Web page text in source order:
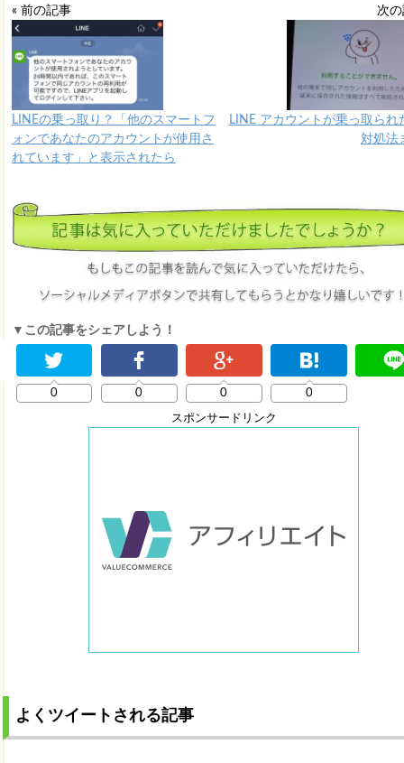
« 前の記事
LINEの乗っ取り？「他のスマートフ
ォンであなたのアカウントが使用さ
れています」と表示されたら
次
LINE アカウントが乗っ取られ
対処法
▼この記事をシェアしよう！
0 0 0 0
スポンサードリンク
よくツイートされる記事